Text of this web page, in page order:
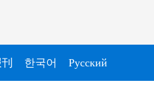
한국어 Pусский